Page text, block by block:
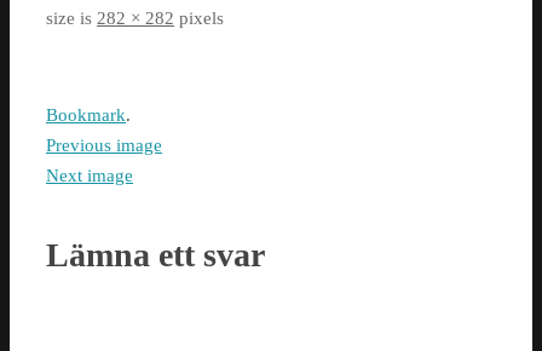
size is 282 × 282 pixels
Bookmark.
Previous image
Next image
Lämna ett svar